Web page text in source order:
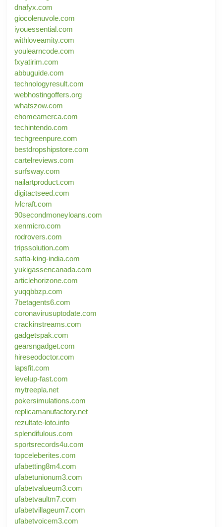
dnafyx.com
giocolenuvole.com
iyouessential.com
withloveamity.com
youlearncode.com
fxyatirim.com
abbuguide.com
technologyresult.com
webhostingoffers.org
whatszow.com
ehomeamerca.com
techintendo.com
techgreenpure.com
bestdropshipstore.com
cartelreviews.com
surfsway.com
nailartproduct.com
digitactseed.com
lvlcraft.com
90secondmoneyloans.com
xenmicro.com
rodrovers.com
tripssolution.com
satta-king-india.com
yukigassencanada.com
articlehorizone.com
yuqqbbzp.com
7betagents6.com
coronavirusuptodate.com
crackinstreams.com
gadgetspak.com
gearsngadget.com
hireseodoctor.com
lapsfit.com
levelup-fast.com
mytreepla.net
pokersimulations.com
replicamanufactory.net
rezultate-loto.info
splendifulous.com
sportsrecords4u.com
topceleberites.com
ufabetting8m4.com
ufabetunionum3.com
ufabetvalueum3.com
ufabetvaultm7.com
ufabetvillageum7.com
ufabetvoicem3.com